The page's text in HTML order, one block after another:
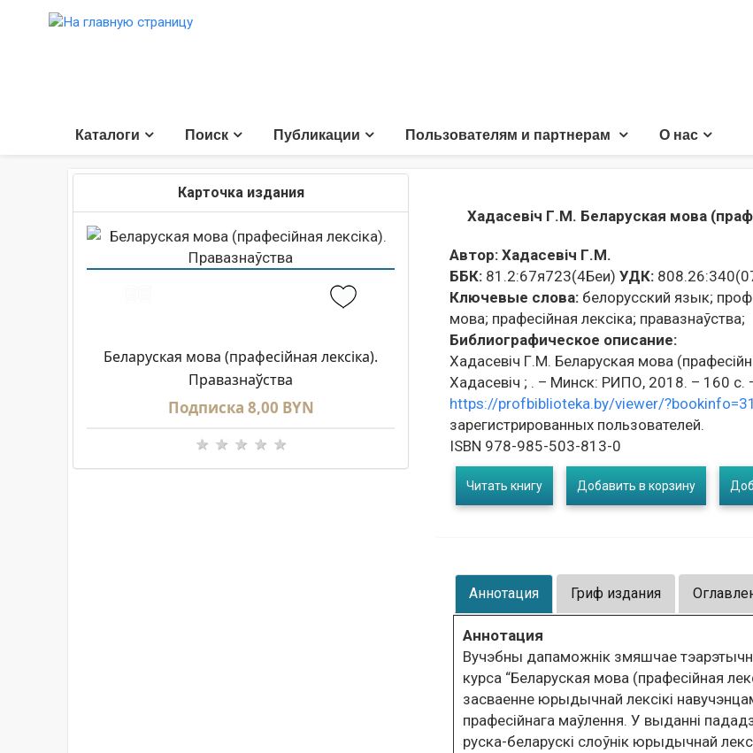
Каталоги Поиск Публикации Пользователям и партнерам О нас
Карточка издания
Беларуская мова (прафесійная лексіка).
Правазнаўства
Подписка 8,00 BYN
Хадасевіч Г.М. Беларуская мова
Автор: Хадасевіч Г.М.
ББК: 81.2:67я723(4Беи) УДК:
Ключевые слова: белорусский язык;
мова; прафесійная лексіка; правазнаўства;
Библиографическое описание:
Хадасевіч Г.М. Беларуская мова
Хадасевiч ; . – Минск: РИПО, 2018. – 160 с.
https://profbiblioteka.by/viewer/
зарегистрированных пользователей.
ISBN 978-985-503-813-0
Читать книгу Добавить в корзину
Аннотация Гриф издания
Аннотация
Вучэбны дапаможнік змяшчае
курса “Беларуская мова (прафесійная
засваенне юрыдычнай лексікі
прафесійнага маўлення. У выданні
руска-беларускі слоўнік юрыдычнай